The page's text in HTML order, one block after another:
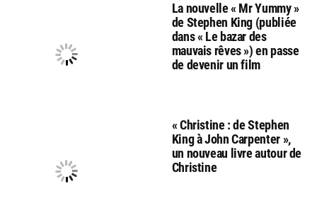
La nouvelle « Mr Yummy »
de Stephen King (publiée
dans « Le bazar des
mauvais rêves ») en passe
de devenir un film
« Christine : de Stephen
King à John Carpenter »,
un nouveau livre autour de
Christine